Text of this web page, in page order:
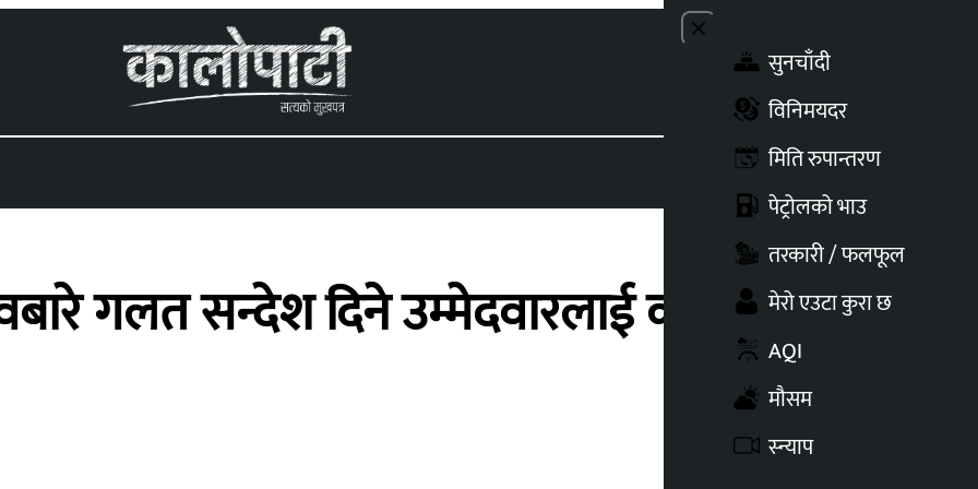
Close menu
सुनचाँदी
विनिमयदर
मिति रुपान्तरण
पेट्रोलको भाउ
तरकारी / फलफूल
मेरो एउटा कुरा छ
AQI
मौसम
स्न्याप
गलत सन्देश दिने उम्मेदवारलाई कारबाही